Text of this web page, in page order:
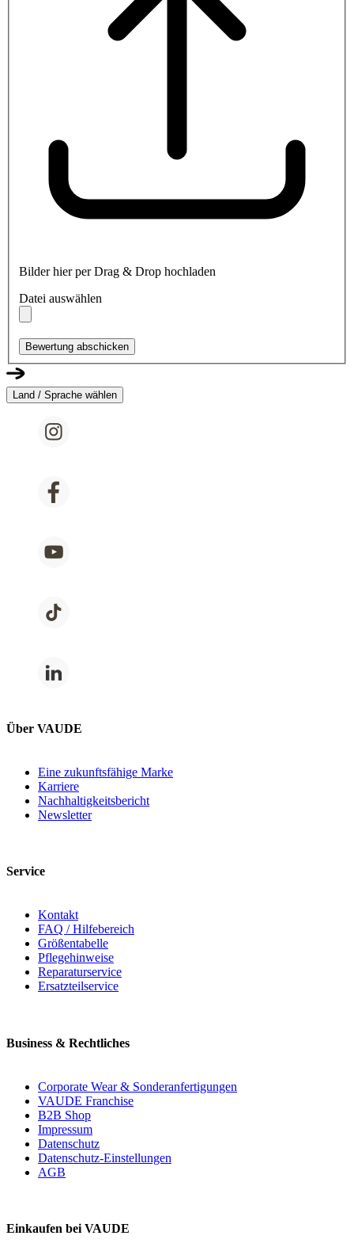
Bilder hier per Drag & Drop hochladen
Datei auswählen
Bewertung abschicken
Land / Sprache wählen
Über VAUDE
Eine zukunftsfähige Marke
Karriere
Nachhaltigkeitsbericht
Newsletter
Service
Kontakt
FAQ / Hilfebereich
Größentabelle
Pflegehinweise
Reparaturservice
Ersatzteilservice
Business & Rechtliches
Corporate Wear & Sonderanfertigungen
VAUDE Franchise
B2B Shop
Impressum
Datenschutz
Datenschutz-Einstellungen
AGB
Einkaufen bei VAUDE